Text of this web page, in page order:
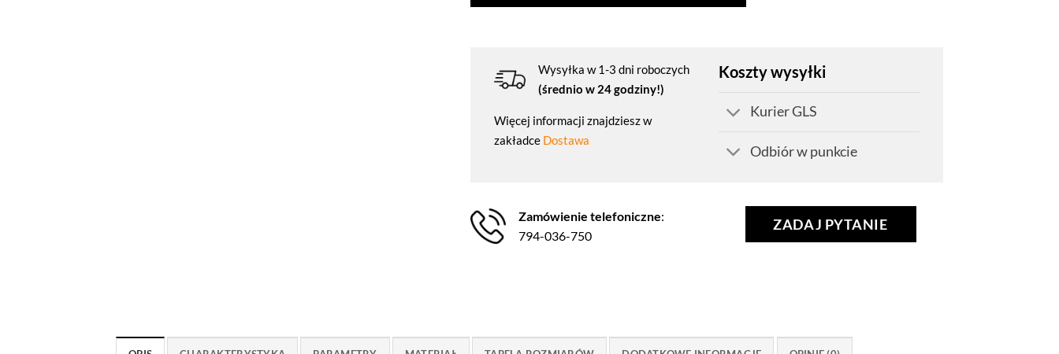
Wysyłka w 1-3 dni roboczych
(średnio w 24 godziny!)
Więcej informacji znajdziesz w
zakładce Dostawa
Koszty wysyłki
Kurier GLS
Odbiór w punkcie
Zamówienie telefoniczne:
794-036-750
ZADAJ PYTANIE